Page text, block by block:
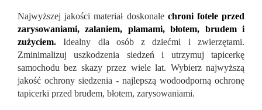
Najwyższej jakości materiał doskonale chroni fotele przed
zarysowaniami, zalaniem, plamami, błotem, brudem i
zużyciem. Idealny dla osób z dziećmi i zwierzętami.
Zminimalizuj uszkodzenia siedzeń i utrzymuj tapicerkę
samochodu bez skazy przez wiele lat. Wybierz najwyższą
jakość ochrony siedzenia - najlepszą wodoodporną ochronę
tapicerki przed brudem, błotem, zarysowaniami.